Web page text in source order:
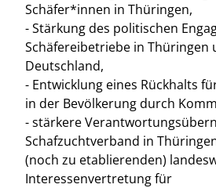
Schäfer*innen in Thüringen,
- Stärkung des politischen
Schäfereibetriebe in Thüringen
Deutschland,
- Entwicklung eines Rückhalts
in der Bevölkerung durch
- stärkere
Schafzuchtverband in
(noch zu etablierenden)
Interessenvertretung für